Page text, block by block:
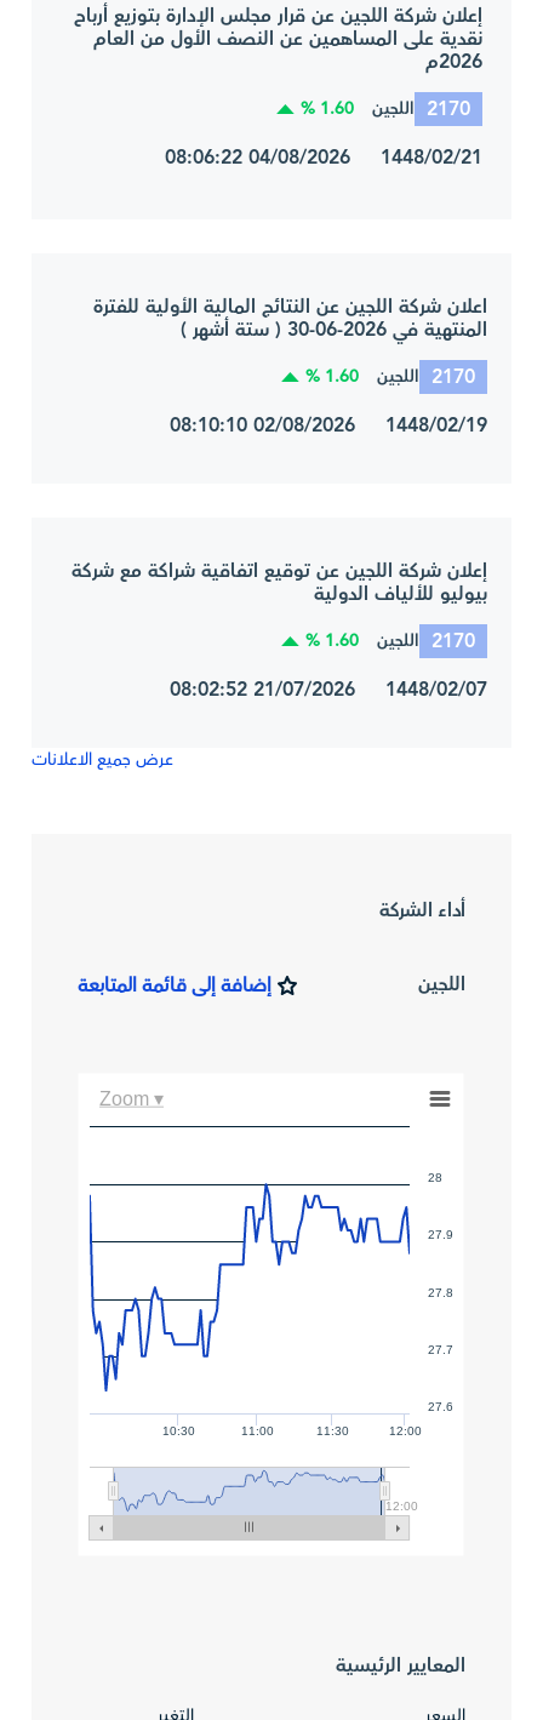
إعلان شركة اللجين عن قرار مجلس الإدارة بتوزيع أرباح
نقدية على المساهمين عن النصف الأول من العام
2026م
2170 اللجين 1.60 %
1448/02/21 04/08/2026 08:06:22
اعلان شركة اللجين عن النتائج المالية الأولية للفترة
المنتهية في 2026-06-30 ( ستة أشهر )
2170 اللجين 1.60 %
1448/02/19 02/08/2026 08:10:10
إعلان شركة اللجين عن توقيع اتفاقية شراكة مع شركة
بيوليو للألياف الدولية
2170 اللجين 1.60 %
1448/02/07 21/07/2026 08:02:52
عرض جميع الاعلانات
أداء الشركة
اللجين إضافة إلى قائمة المتابعة
10:30 11:00 11:30 12:00
12:00
27.6
27.7
27.8
27.9
28
Zoom ▾
المعايير الرئيسية